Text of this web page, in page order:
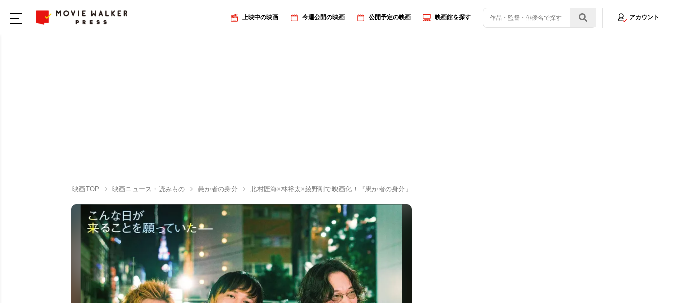
上映中の映画 今週公開の映画 公開予定の映画 映画館を探す アカウント
映画TOP 映画ニュース・読みもの 愚か者の身分 北村匠海×林裕太×綾野剛で映画化！『愚か者の身分』魂の競演が映しだす現代ニッポンの姿に迫るプロジェクト映像